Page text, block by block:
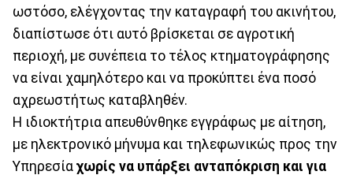
ωστόσο, ελέγχοντας την καταγραφή του ακινήτου,
διαπίστωσε ότι αυτό βρίσκεται σε αγροτική
περιοχή, με συνέπεια το τέλος κτηματογράφησης
να είναι χαμηλότερο και να προκύπτει ένα ποσό
αχρεωστήτως καταβληθέν.
Η ιδιοκτήτρια απευθύνθηκε εγγράφως με αίτηση,
με ηλεκτρονικό μήνυμα και τηλεφωνικώς προς την
Υπηρεσία χωρίς να υπάρξει ανταπόκριση και για